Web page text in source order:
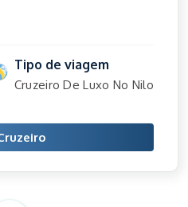
Tipo de viagem
Cruzeiro De Luxo No Nilo